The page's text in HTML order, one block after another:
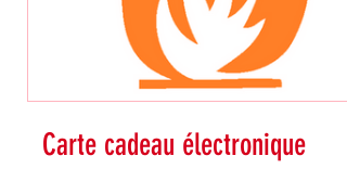
Carte cadeau électronique